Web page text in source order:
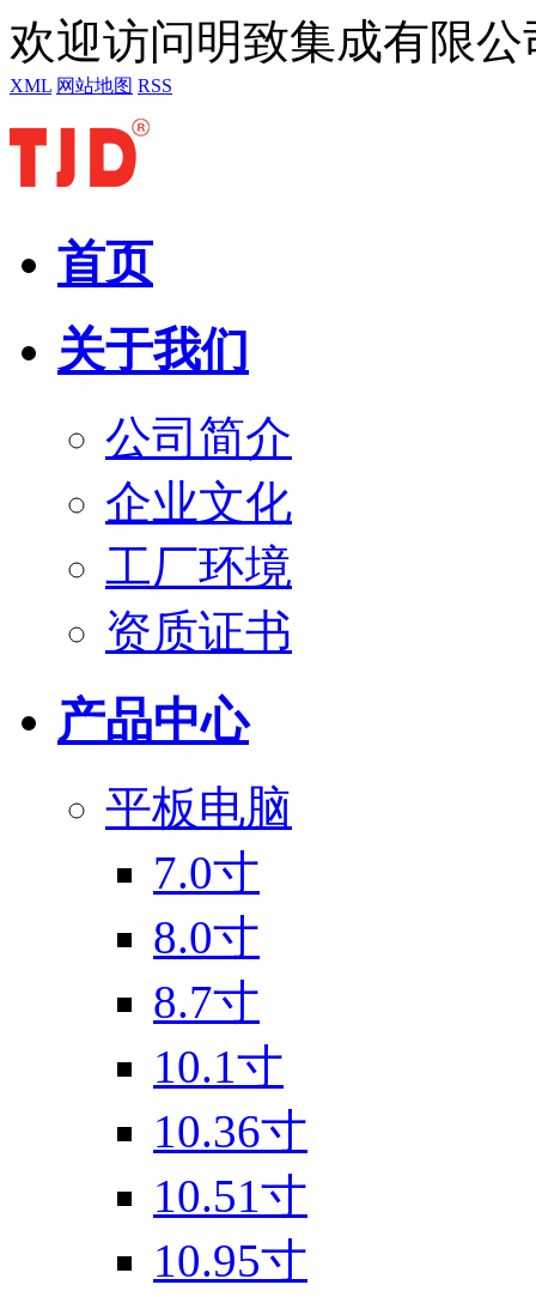
欢迎访问明致集成有限公
XML 网站地图 RSS
首页
关于我们
公司简介
企业文化
工厂环境
资质证书
产品中心
平板电脑
7.0寸
8.0寸
8.7寸
10.1寸
10.36寸
10.51寸
10.95寸